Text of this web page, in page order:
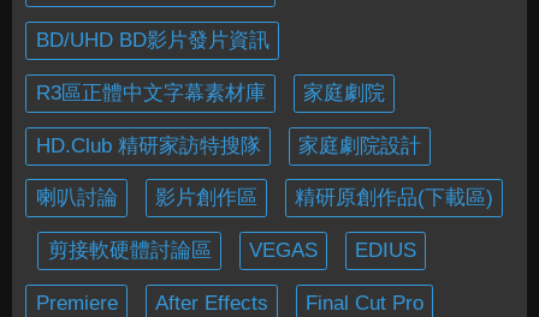
BD/UHD BD影片發片資訊
R3區正體中文字幕素材庫 家庭劇院
HD.Club 精研家訪特搜隊 家庭劇院設計
喇叭討論 影片創作區 精研原創作品(下載區)
剪接軟硬體討論區 VEGAS EDIUS
Premiere After Effects Final Cut Pro